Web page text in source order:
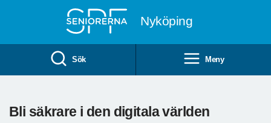
Nyköping
Sök Meny
Bli säkrare i den digitala världen